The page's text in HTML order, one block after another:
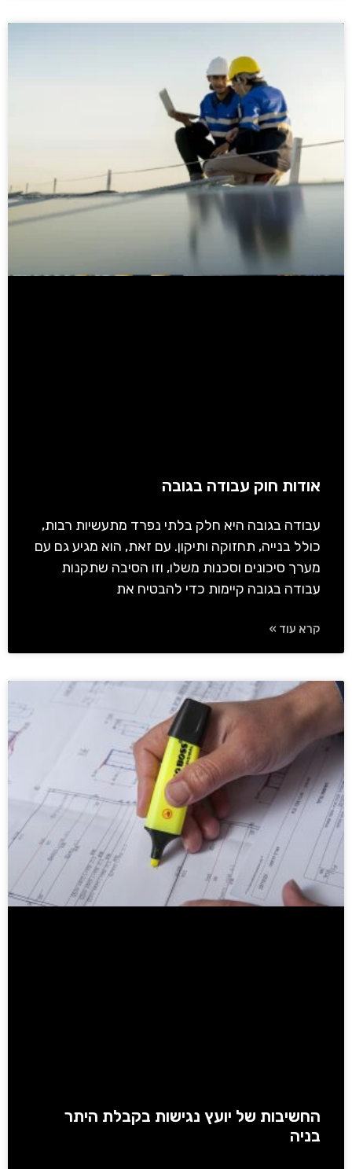
אודות חוק עבודה בגובה
עבודה בגובה היא חלק בלתי נפרד מתעשיות רבות,
כולל בנייה, תחזוקה ותיקון. עם זאת, הוא מגיע גם עם
מערך סיכונים וסכנות משלו, וזו הסיבה שתקנות
עבודה בגובה קיימות כדי להבטיח את
קרא עוד »
החשיבות של יועץ נגישות בקבלת היתר
בניה